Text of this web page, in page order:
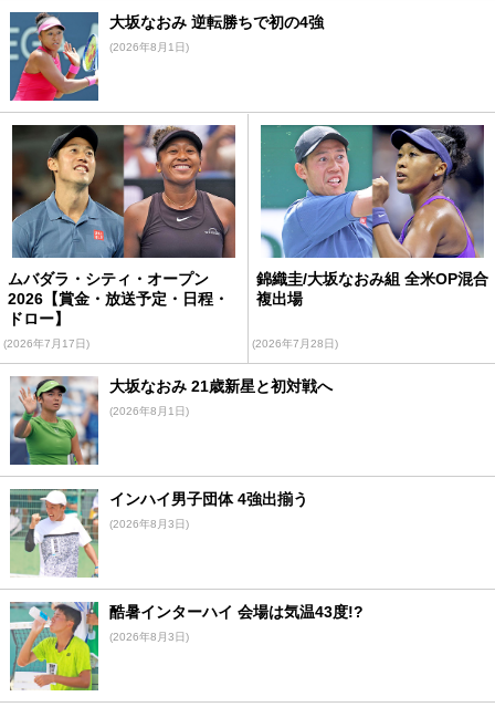
大坂なおみ 逆転勝ちで初の4強
(2026年8月1日)
ムバダラ・シティ・オープン
2026【賞金・放送予定・日程・
ドロー】
(2026年7月17日)
錦織圭/大坂なおみ組 全米OP混合
複出場
(2026年7月28日)
大坂なおみ 21歳新星と初対戦へ
(2026年8月1日)
インハイ男子団体 4強出揃う
(2026年8月3日)
酷暑インターハイ 会場は気温43度!?
(2026年8月3日)